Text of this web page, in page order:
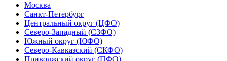
Москва
Санкт-Петербург
Центральный округ (ЦФО)
Северо-Западный (СЗФО)
Южный округ (ЮФО)
Северо-Кавказский (СКФО)
Приволжский округ (ПФО)